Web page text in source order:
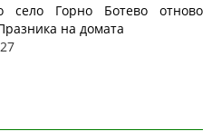
село Горно Ботево отново
на домата